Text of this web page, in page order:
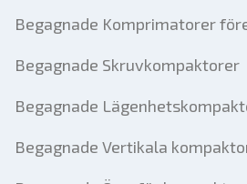
Begagnade Komprimatorer
Begagnade Skruvkompaktorer
Begagnade
Begagnade Vertikala